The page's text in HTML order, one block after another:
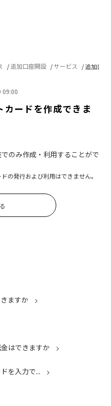
追加口座開設 サービス 追加口座
09:00
ードを作成できま
のみ作成・利用することがで
の発行および利用はできません。
ますか
はできますか
を入力で...